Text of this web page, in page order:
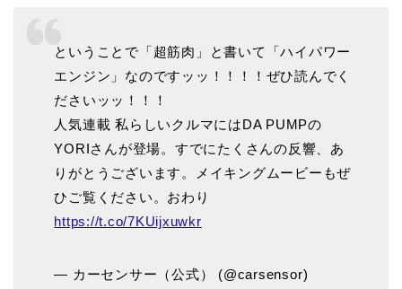
ということで「超筋肉」と書いて「ハイパワー
エンジン」なのですッッ！！！！ぜひ読んでく
ださいッッ！！！
人気連載 私らしいクルマにはDA PUMPの
YORIさんが登場。すでにたくさんの反響、あ
りがとうございます。メイキングムービーもぜ
ひご覧ください。おわり
https://t.co/7KUijxuwkr
— カーセンサー（公式） (@carsensor)